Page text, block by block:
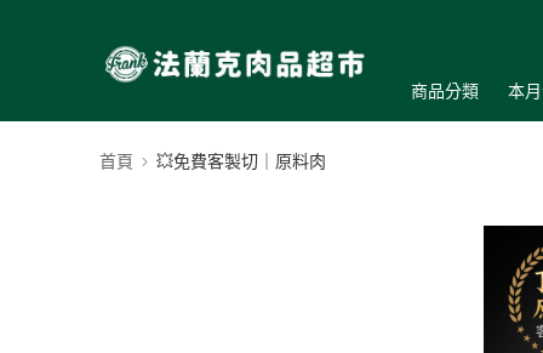
商品分類 本
首頁 💥免費客製切｜原料肉